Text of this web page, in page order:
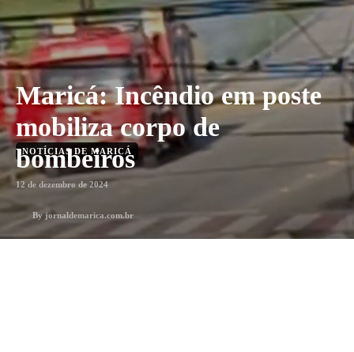
Maricá: Incêndio em poste
mobiliza corpo de
bombeiros
NOTÍCIAS DE MARICÁ
12 de dezembro de 2024
By jornaldemarica.com.br